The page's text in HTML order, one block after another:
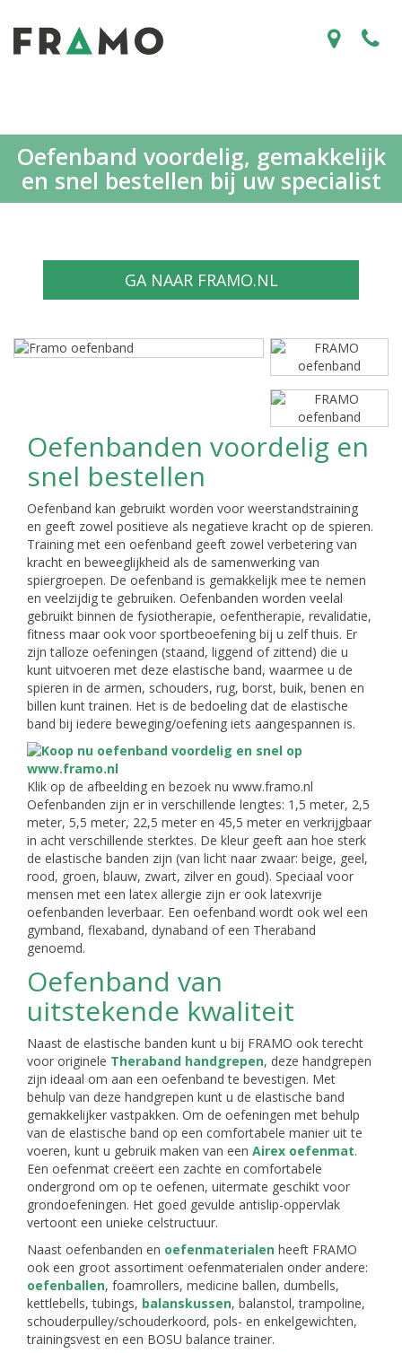
Oefenband voordelig, gemakkelijk
en snel bestellen bij uw specialist
GA NAAR FRAMO.NL
Oefenbanden voordelig en
snel bestellen
Oefenband kan gebruikt worden voor weerstandstraining
en geeft zowel positieve als negatieve kracht op de spieren.
Training met een oefenband geeft zowel verbetering van
kracht en beweeglijkheid als de samenwerking van
spiergroepen. De oefenband is gemakkelijk mee te nemen
en veelzijdig te gebruiken. Oefenbanden worden veelal
gebruikt binnen de fysiotherapie, oefentherapie, revalidatie,
fitness maar ook voor sportbeoefening bij u zelf thuis. Er
zijn talloze oefeningen (staand, liggend of zittend) die u
kunt uitvoeren met deze elastische band, waarmee u de
spieren in de armen, schouders, rug, borst, buik, benen en
billen kunt trainen. Het is de bedoeling dat de elastische
band bij iedere beweging/oefening iets aangespannen is.
Klik op de afbeelding en bezoek nu www.framo.nl
Oefenbanden zijn er in verschillende lengtes: 1,5 meter, 2,5
meter, 5,5 meter, 22,5 meter en 45,5 meter en verkrijgbaar
in acht verschillende sterktes. De kleur geeft aan hoe sterk
de elastische banden zijn (van licht naar zwaar: beige, geel,
rood, groen, blauw, zwart, zilver en goud). Speciaal voor
mensen met een latex allergie zijn er ook latexvrije
oefenbanden leverbaar. Een oefenband wordt ook wel een
gymband, flexaband, dynaband of een Theraband
genoemd.
Oefenband van
uitstekende kwaliteit
Naast de elastische banden kunt u bij FRAMO ook terecht
voor originele Theraband handgrepen, deze handgrepen
zijn ideaal om aan een oefenband te bevestigen. Met
behulp van deze handgrepen kunt u de elastische band
gemakkelijker vastpakken. Om de oefeningen met behulp
van de elastische band op een comfortabele manier uit te
voeren, kunt u gebruik maken van een Airex oefenmat.
Een oefenmat creëert een zachte en comfortabele
ondergrond om op te oefenen, uitermate geschikt voor
grondoefeningen. Het goed gevulde antislip-oppervlak
vertoont een unieke celstructuur.
Naast oefenbanden en oefenmaterialen heeft FRAMO
ook een groot assortiment oefenmaterialen onder andere:
oefenballen, foamrollers, medicine ballen, dumbells,
kettlebells, tubings, balanskussen, balanstol, trampoline,
schouderpulley/schouderkoord, pols- en enkelgewichten,
trainingsvest en een BOSU balance trainer.